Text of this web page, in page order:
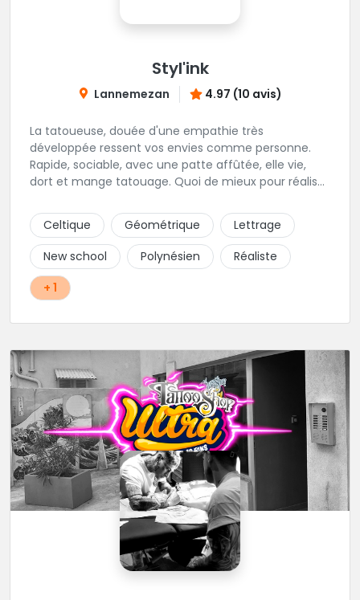
Styl'ink
Lannemezan 4.97 (10 avis)
La tatoueuse, douée d'une empathie très
développée ressent vos envies comme personne.
Rapide, sociable, avec une patte affûtée, elle vie,
dort et mange tatouage. Quoi de mieux pour réaliser
Celtique
Géométrique
Lettrage
New school
Polynésien
Réaliste
+ 1